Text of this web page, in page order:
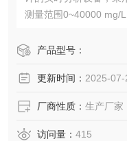
测量范围​​0~40000 mg/
产品型号：
更新时间： 2025-07-
厂商性质： 生产厂家
访问量： 415